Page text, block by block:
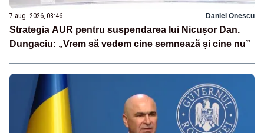
7 aug. 2026, 08:46 Daniel Onescu
Strategia AUR pentru suspendarea lui Nicușor Dan.
Dungaciu: „Vrem să vedem cine semnează și cine nu”